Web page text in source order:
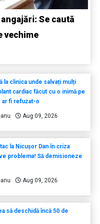
Se caută
vechime
la clinica unde salvați mulți
cardiac făcut cu o inimă pe
fi refuzat-o
Aug 09, 2026
la Nicușor Dan în criza
problema! Să demisioneze
Aug 09, 2026
să deschidă încă 50 de